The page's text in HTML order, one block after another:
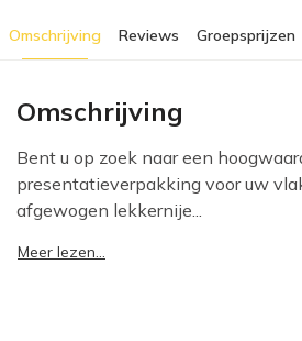
Omschrijving Reviews Groepsprijzen
Omschrijving
Bent u op zoek naar een
presentatieverpakking voor uw
afgewogen lekkernije...
Meer lezen...